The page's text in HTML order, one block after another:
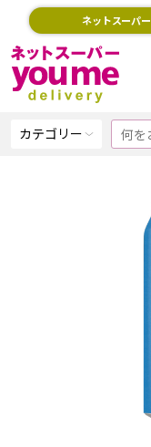
ネットスーパー
カテゴリー